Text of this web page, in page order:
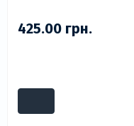
425.00 грн.